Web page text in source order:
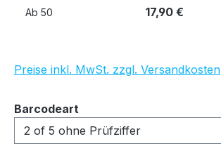
Ab 50 17,90 €
Preise inkl. MwSt. zzgl. Versandkosten
Barcodeart